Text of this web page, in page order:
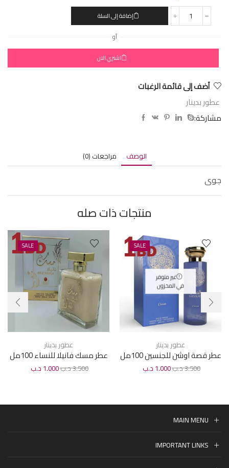
إضافة إلى السلة
أو
اشتري الان
أضف إلى قائمة الرغبات
عطور بدينار
مشاركة:
الوصف مراجعات (0)
جوى
منتجات ذات صله
SALE
غير متوفر
في المخزون
عطور بدينار
عطر قصة اوشن للجنسين 100مل
3.500د.ب1.000 د.ب
SALE
عطور بدينار
عطر مسك فانيلا للنساء 100مل
3.500د.ب1.000 د.ب
MAIN MENU
IMPORTANT LINKS